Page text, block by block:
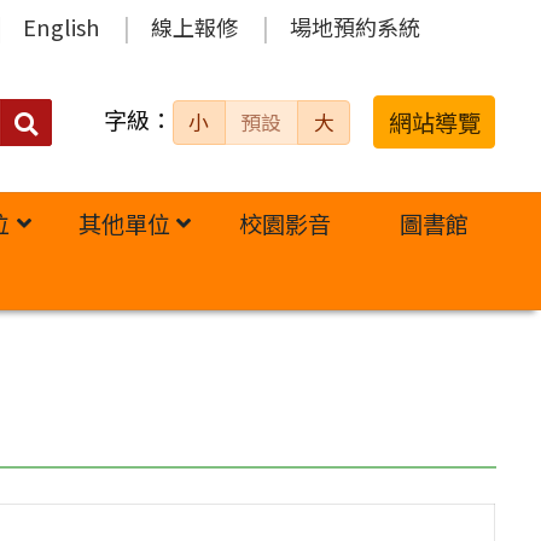
English 線上報修 場地預約系統
搜
字級： 小 預設 大 網站導覽
其他單位 校園影音
圖書館